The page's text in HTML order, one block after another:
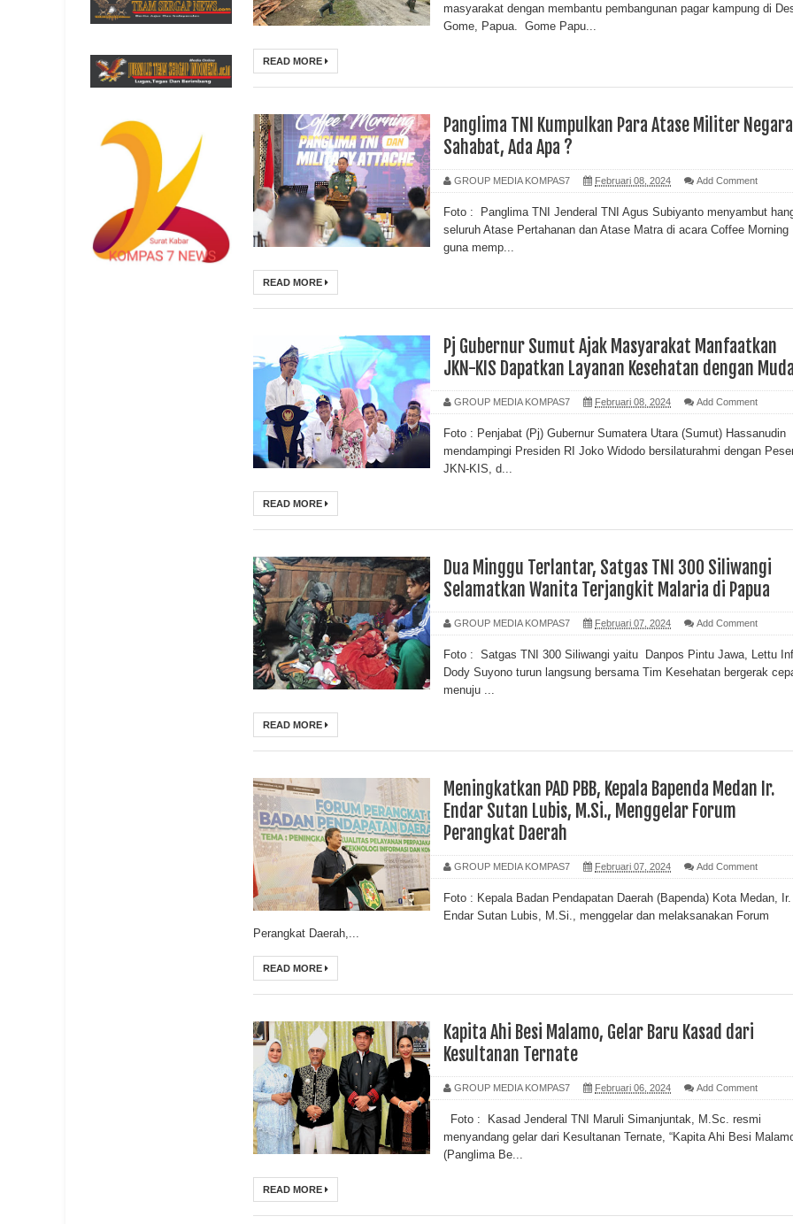
masyarakat dengan membantu pembangunan pagar kampung di
Gome, Papua. Gome Papu...
READ MORE
Panglima TNI Kumpulkan Para Atase Militer Negara
Sahabat, Ada Apa ?
GROUP MEDIA KOMPAS7 Februari 08, 2024 Add Comment
Foto : Panglima TNI Jenderal TNI Agus Subiyanto menyambut
seluruh Atase Pertahanan dan Atase Matra di acara Coffee Morning
guna memp...
READ MORE
Pj Gubernur Sumut Ajak Masyarakat Manfaatkan
JKN-KIS Dapatkan Layanan Kesehatan dengan
GROUP MEDIA KOMPAS7 Februari 08, 2024 Add Comment
Foto : Penjabat (Pj) Gubernur Sumatera Utara (Sumut) Hassanudin
mendampingi Presiden RI Joko Widodo bersilaturahmi dengan
JKN-KIS, d...
READ MORE
Dua Minggu Terlantar, Satgas TNI 300 Siliwangi
Selamatkan Wanita Terjangkit Malaria di Papua
GROUP MEDIA KOMPAS7 Februari 07, 2024 Add Comment
Foto : Satgas TNI 300 Siliwangi yaitu Danpos Pintu Jawa, Lettu Inf
Dody Suyono turun langsung bersama Tim Kesehatan bergerak
menuju ...
READ MORE
Meningkatkan PAD PBB, Kepala Bapenda Medan Ir.
Endar Sutan Lubis, M.Si., Menggelar Forum
Perangkat Daerah
GROUP MEDIA KOMPAS7 Februari 07, 2024 Add Comment
Foto : Kepala Badan Pendapatan Daerah (Bapenda) Kota Medan, Ir.
Endar Sutan Lubis, M.Si., menggelar dan melaksanakan Forum
Perangkat Daerah,...
READ MORE
Kapita Ahi Besi Malamo, Gelar Baru Kasad dari
Kesultanan Ternate
GROUP MEDIA KOMPAS7 Februari 06, 2024 Add Comment
Foto : Kasad Jenderal TNI Maruli Simanjuntak, M.Sc. resmi
menyandang gelar dari Kesultanan Ternate, “Kapita Ahi Besi
(Panglima Be...
READ MORE